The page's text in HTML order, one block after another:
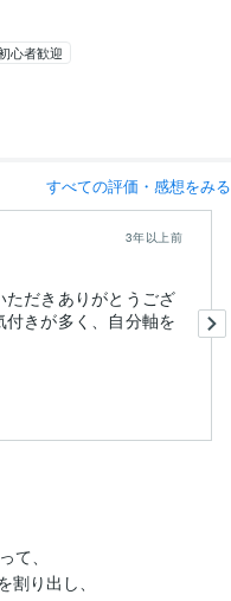
心者歓迎
すべての評価・感想をみる
3年以上前
だきありがとうござ
きが多く、自分軸を
て、
り出し、